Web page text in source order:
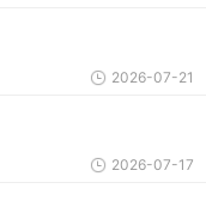
2026-07-21
2026-07-17